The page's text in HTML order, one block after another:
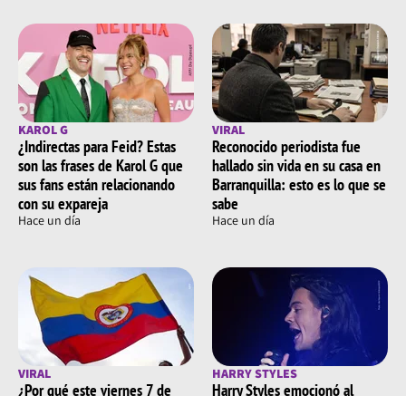
KAROL G
¿Indirectas para Feid? Estas
son las frases de Karol G que
sus fans están relacionando
con su expareja
Hace un día
VIRAL
Reconocido periodista fue
hallado sin vida en su casa en
Barranquilla: esto es lo que se
sabe
Hace un día
VIRAL
¿Por qué este viernes 7 de
HARRY STYLES
Harry Styles emocionó al